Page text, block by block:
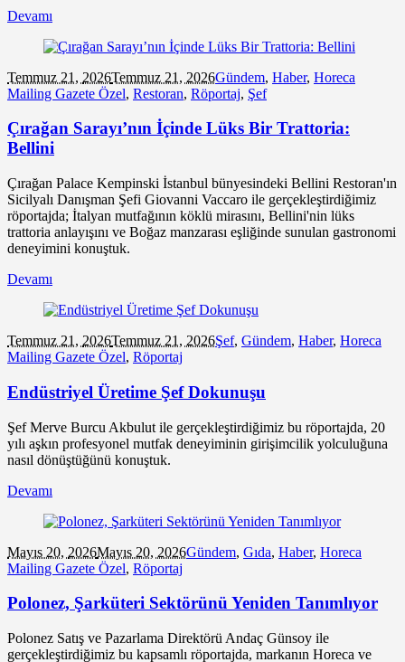
Devamı
Temmuz 21, 2026Temmuz 21, 2026Gündem, Haber, Horeca
Mailing Gazete Özel, Restoran, Röportaj, Şef
Çırağan Sarayı’nın İçinde Lüks Bir Trattoria:
Bellini
Çırağan Palace Kempinski İstanbul bünyesindeki Bellini Restoran'ın
Sicilyalı Danışman Şefi Giovanni Vaccaro ile gerçekleştirdiğimiz
röportajda; İtalyan mutfağının köklü mirasını, Bellini'nin lüks
trattoria anlayışını ve Boğaz manzarası eşliğinde sunulan gastronomi
deneyimini konuştuk.
Devamı
Temmuz 21, 2026Temmuz 21, 2026Şef, Gündem, Haber, Horeca
Mailing Gazete Özel, Röportaj
Endüstriyel Üretime Şef Dokunuşu
Şef Merve Burcu Akbulut ile gerçekleştirdiğimiz bu röportajda, 20
yılı aşkın profesyonel mutfak deneyiminin girişimcilik yolculuğuna
nasıl dönüştüğünü konuştuk.
Devamı
Mayıs 20, 2026Mayıs 20, 2026Gündem, Gıda, Haber, Horeca
Mailing Gazete Özel, Röportaj
Polonez, Şarküteri Sektörünü Yeniden Tanımlıyor
Polonez Satış ve Pazarlama Direktörü Andaç Günsoy ile
gerçekleştirdiğimiz bu kapsamlı röportajda, markanın Horeca ve